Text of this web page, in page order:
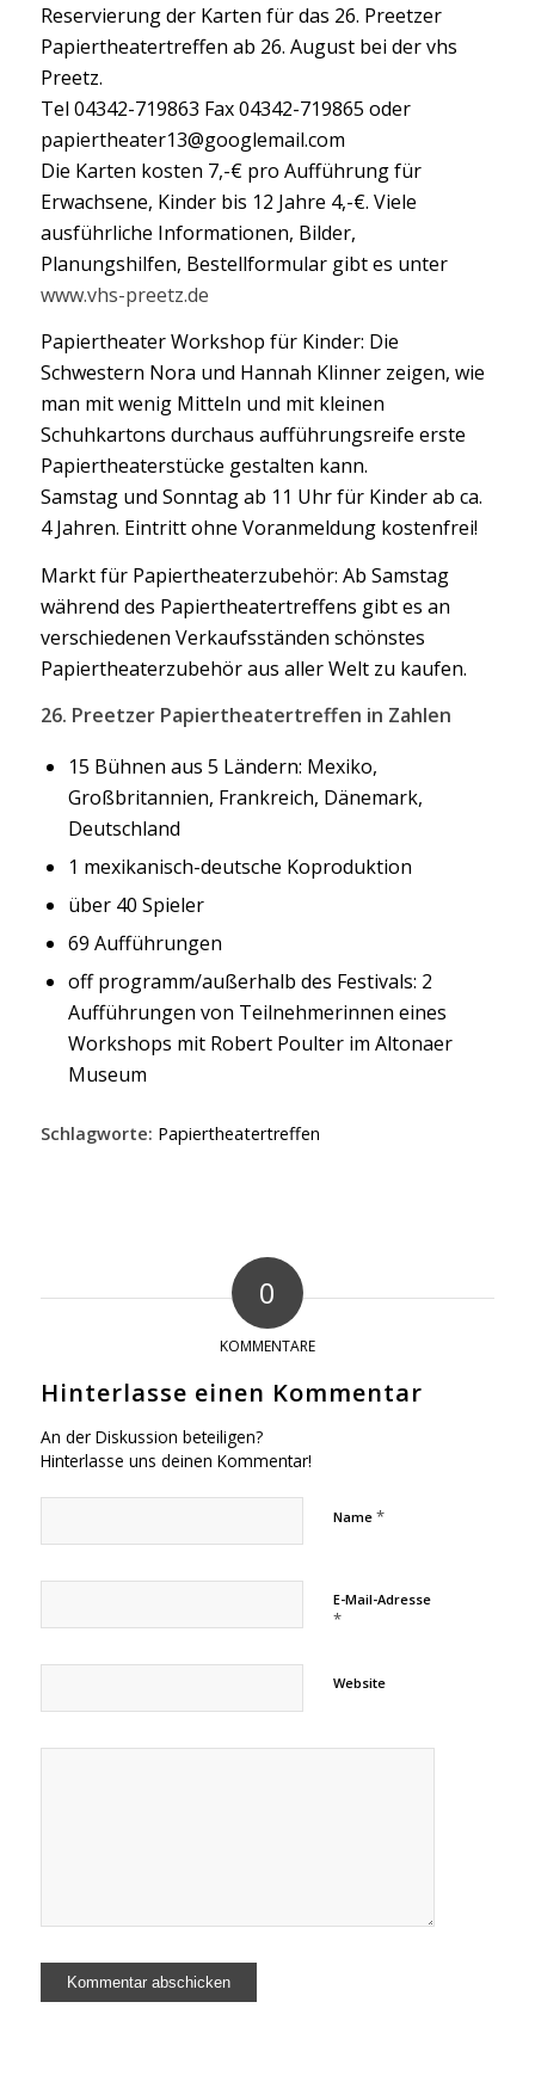
Reservierung der Karten für das 26. Preetzer
Papiertheatertreffen ab 26. August bei der vhs
Preetz.
Tel 04342-719863 Fax 04342-719865 oder
papiertheater13@googlemail.com
Die Karten kosten 7,-€ pro Aufführung für
Erwachsene, Kinder bis 12 Jahre 4,-€. Viele
ausführliche Informationen, Bilder,
Planungshilfen, Bestellformular gibt es unter
www.vhs-preetz.de
Papiertheater Workshop für Kinder: Die
Schwestern Nora und Hannah Klinner zeigen, wie
man mit wenig Mitteln und mit kleinen
Schuhkartons durchaus aufführungsreife erste
Papiertheaterstücke gestalten kann.
Samstag und Sonntag ab 11 Uhr für Kinder ab ca.
4 Jahren. Eintritt ohne Voranmeldung kostenfrei!
Markt für Papiertheaterzubehör: Ab Samstag
während des Papiertheatertreffens gibt es an
verschiedenen Verkaufsständen schönstes
Papiertheaterzubehör aus aller Welt zu kaufen.
26. Preetzer Papiertheatertreffen in Zahlen
15 Bühnen aus 5 Ländern: Mexiko,
Großbritannien, Frankreich, Dänemark,
Deutschland
1 mexikanisch-deutsche Koproduktion
über 40 Spieler
69 Aufführungen
off programm/außerhalb des Festivals: 2
Aufführungen von Teilnehmerinnen eines
Workshops mit Robert Poulter im Altonaer
Museum
Schlagworte: Papiertheatertreffen
0
KOMMENTARE
Hinterlasse einen Kommentar
An der Diskussion beteiligen?
Hinterlasse uns deinen Kommentar!
Name *
E-Mail-Adresse
*
Website